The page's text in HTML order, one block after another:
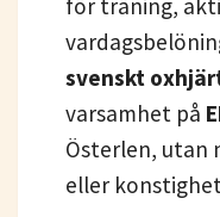
för träning,
svenskt
varsamhet på
Österlen, utan
eller